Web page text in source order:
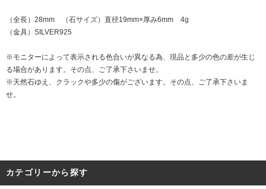
（全長）28mm （石サイズ）直径19mm×厚み6mm 4g
（金具）SILVER925
※モニターによって表示される色合いが異なる為、現品と多少の色の差が生じ
る場合があります。その点、ご了承下さいませ。
※天然石ゆえ、クラックや多少の傷がございます。その点、ご了承下さいま
せ。
カテゴリーから探す